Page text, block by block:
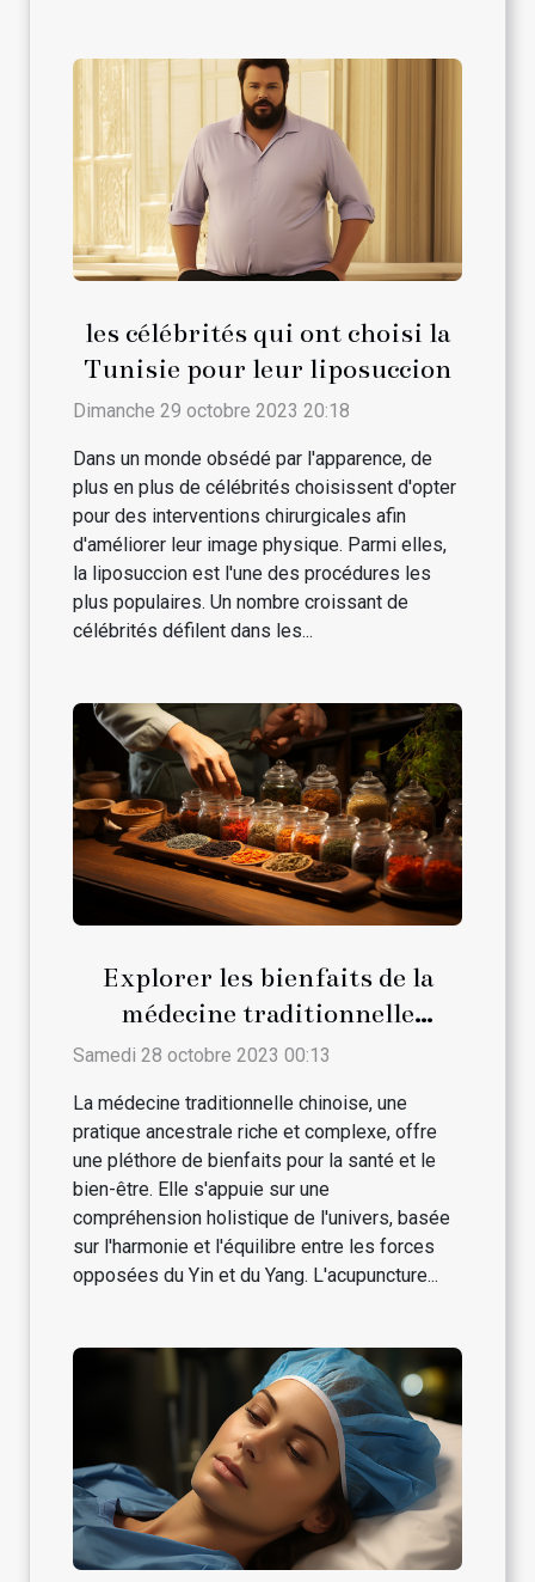
les célébrités qui ont choisi la
Tunisie pour leur liposuccion
Dimanche 29 octobre 2023 20:18
Dans un monde obsédé par l'apparence, de
plus en plus de célébrités choisissent d'opter
pour des interventions chirurgicales afin
d'améliorer leur image physique. Parmi elles,
la liposuccion est l'une des procédures les
plus populaires. Un nombre croissant de
célébrités défilent dans les...
Explorer les bienfaits de la
médecine traditionnelle
chinoise
Samedi 28 octobre 2023 00:13
La médecine traditionnelle chinoise, une
pratique ancestrale riche et complexe, offre
une pléthore de bienfaits pour la santé et le
bien-être. Elle s'appuie sur une
compréhension holistique de l'univers, basée
sur l'harmonie et l'équilibre entre les forces
opposées du Yin et du Yang. L'acupuncture...